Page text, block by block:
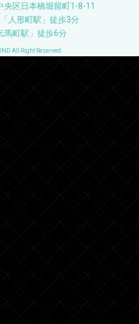
区日本橋堀留町1-8-11
人形町駅」徒歩3分
馬町駅」徒歩6分
All Right Reserved.